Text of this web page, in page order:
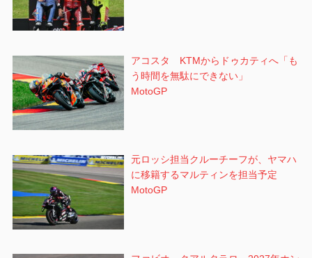
アコスタ KTMからドゥカティへ「も
う時間を無駄にできない」
MotoGP
元ロッシ担当クルーチーフが、ヤマハ
に移籍するマルティンを担当予定
MotoGP